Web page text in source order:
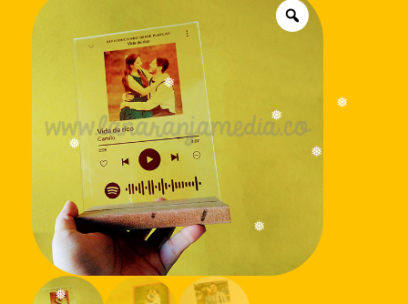
TIENDA
CONTACTO
LISTA DE DESEOS
❅